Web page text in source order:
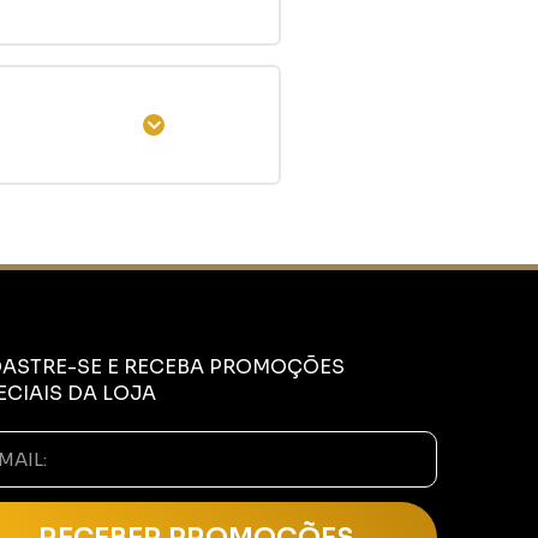
SE E RECEBA PROMOÇÕES
DA LOJA